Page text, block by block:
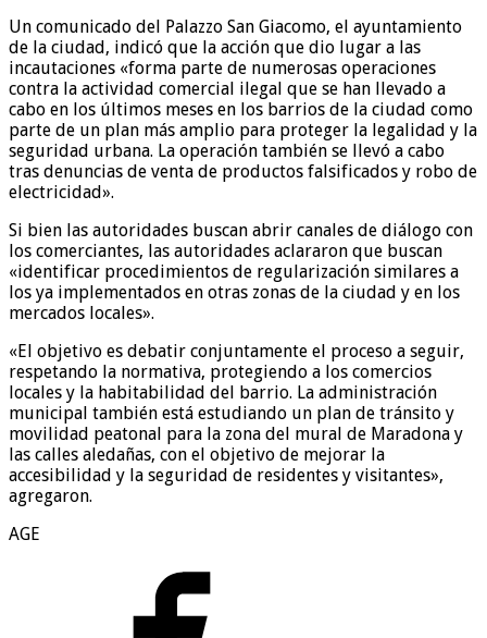
Un comunicado del Palazzo San Giacomo, el ayuntamiento
de la ciudad, indicó que la acción que dio lugar a las
incautaciones «forma parte de numerosas operaciones
contra la actividad comercial ilegal que se han llevado a
cabo en los últimos meses en los barrios de la ciudad como
parte de un plan más amplio para proteger la legalidad y la
seguridad urbana. La operación también se llevó a cabo
tras denuncias de venta de productos falsificados y robo de
electricidad».
Si bien las autoridades buscan abrir canales de diálogo con
los comerciantes, las autoridades aclararon que buscan
«identificar procedimientos de regularización similares a
los ya implementados en otras zonas de la ciudad y en los
mercados locales».
«El objetivo es debatir conjuntamente el proceso a seguir,
respetando la normativa, protegiendo a los comercios
locales y la habitabilidad del barrio. La administración
municipal también está estudiando un plan de tránsito y
movilidad peatonal para la zona del mural de Maradona y
las calles aledañas, con el objetivo de mejorar la
accesibilidad y la seguridad de residentes y visitantes»,
agregaron.
AGE